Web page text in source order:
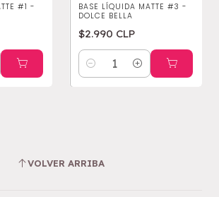
#1 -
BASE LÍQUIDA MATTE #3 -
DOLCE BELLA
$2.990 CLP
Cantidad
VOLVER ARRIBA